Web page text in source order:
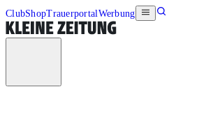
ClubShopTrauerportalWerbung